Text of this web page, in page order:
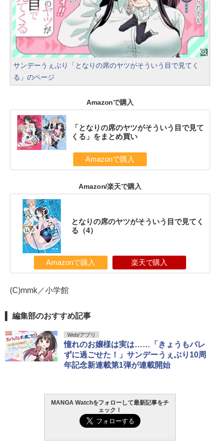
サンデーうぇぶり「となりの席のヤツがそういう目で見てく
る」のページ
Amazonで購入
「となりの席のヤツがそういう目で見て
くる」をまとめ買い
Amazonで購入
Amazon/楽天で購入
となりの席のヤツがそういう目で見てく
る（4）
Amazonで購入 楽天で購入
(C)mmk／小学館
編集部のおすすめ記事
Web/アプリ
憧れのお嬢様は実は……「きょうもバレ
ずに過ごせた！」サンデーうぇぶり10周
年記念新連載第1弾が連載開始
MANGA Watchをフォローして最新記事をチ
ェック！